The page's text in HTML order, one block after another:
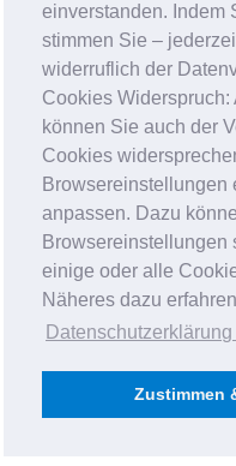
einverstanden. Indem
stimmen Sie –
widerruflich der
Cookies Widerspruch:
können Sie auch der
Cookies
Browsereinstellungen
anpassen. Dazu
Browsereinstellungen
einige oder alle
Näheres dazu
Zustimmen